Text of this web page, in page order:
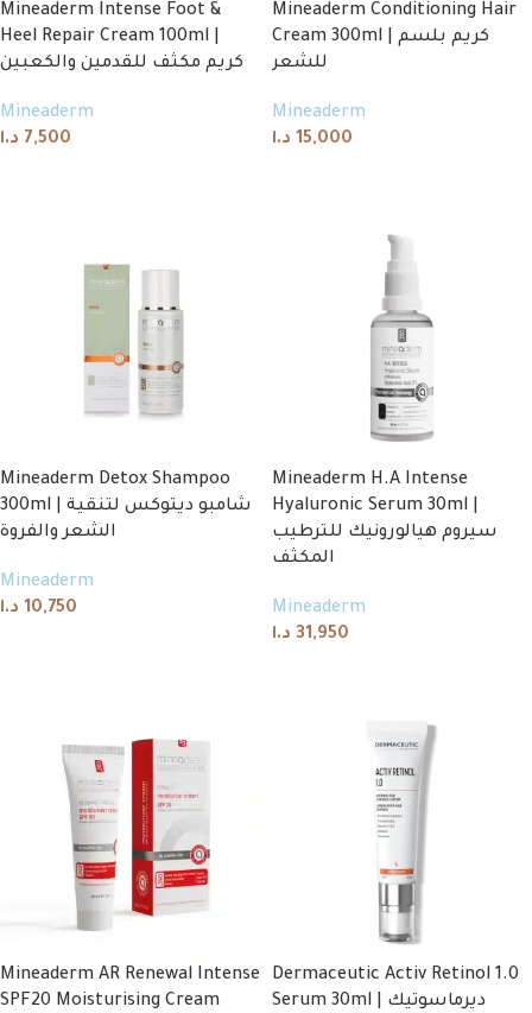
Mineaderm Intense Foot &
Heel Repair Cream 100ml |
كريم مكثف للقدمين والكعبين
Mineaderm
7,500 د.ا
Mineaderm Conditioning Hair
Cream 300ml | كريم بلسم
للشعر
Mineaderm
15,000 د.ا
Mineaderm Detox Shampoo
300ml | شامبو ديتوكس لتنقية
الشعر والفروة
Mineaderm
10,750 د.ا
Mineaderm H.A Intense
Hyaluronic Serum 30ml |
سيروم هيالورونيك للترطيب
المكثف
Mineaderm
31,950 د.ا
Mineaderm AR Renewal Intense
SPF20 Moisturising Cream
Dermaceutic Activ Retinol 1.0
Serum 30ml | ديرماسوتيك